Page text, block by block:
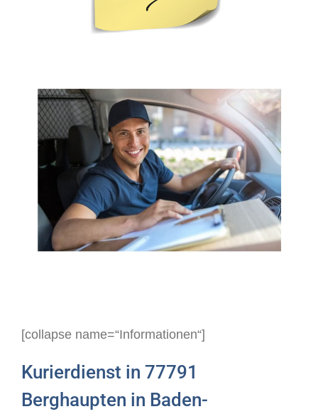
[collapse name=“Informationen“]
Kurierdienst in 77791
Berghaupten in Baden-